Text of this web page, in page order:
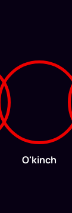
O'kinch